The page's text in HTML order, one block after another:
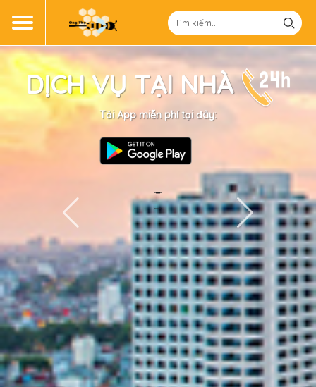
DỊCH VỤ TẠI NHÀ
Tải App miễn phí tại đây: